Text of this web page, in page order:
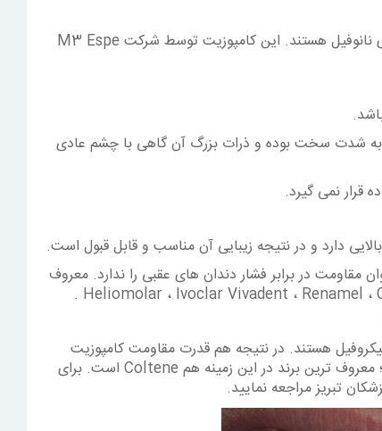
کامپوزیت نانوفیل : جدیدترین نسل کامپوزیت های دندان کامپوزیت های نانوفیل هستند. این کامپوزیت توسط شرکت M3 Espe
به شدت سخت بوده و ذرات بزرگ آن گاهی با چشم عادی
قرار نمی گیرد.
دارد و در نتیجه زیبایی آن مناسب و قابل قبول است.
مقاومت در برابر فشار دندان های عقبی را ندارد. معروف
هستند. در نتیجه هم قدرت مقاومت کامپوزیت
های ماکروفیل را دارند، هم زیبایی و ظرافت کامپوزیت های میکروفیل را؛ معروف ترین برند در این زمینه هم Coltene است. برای
تبریز مراجعه نمایید.